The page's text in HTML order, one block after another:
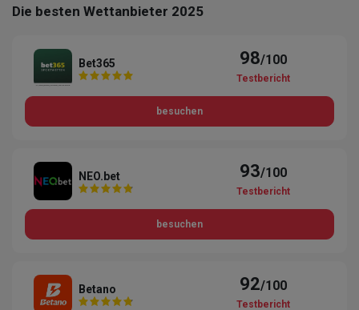
Die besten Wettanbieter 2025
Bet365 98/100
Testbericht
besuchen
NEO.bet 93/100
Testbericht
besuchen
Betano 92/100
Testbericht